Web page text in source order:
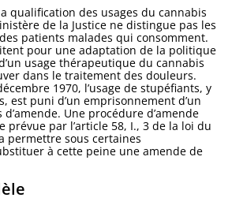
qualification des usages du cannabis
de la Justice ne distingue pas les
patients malades qui consomment.
pour une adaptation de la politique
usage thérapeutique du cannabis
dans le traitement des douleurs.
1970, l’usage de stupéfiants, y
est puni d’un emprisonnement d’un
Une procédure d’amende
par l’article 58, I., 3 de la loi du
permettre sous certaines
à cette peine une amende de